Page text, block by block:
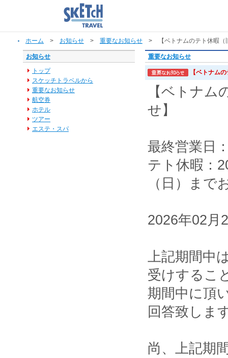
ホーム > お知らせ > 重要なお知らせ > 【ベトナムのテト休暇（
お知らせ
トップ
スケッチトラベルから
重要なお知らせ
航空券
ホテル
ツアー
エステ・スパ
重要なお知らせ
【ベトナム
【ベトナ
せ】
最終営業日
テト休暇：
（日）まで
2026年02月
上記期間中
受けするこ
期間中に頂
回答致しま
尚、上記期